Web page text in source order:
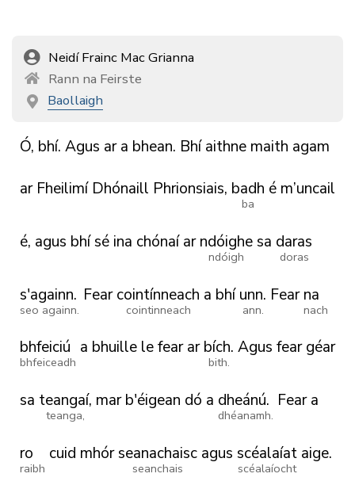
Neidí Frainc Mac Grianna
Rann na Feirste
Baollaigh
Ó, bhí. Agus ar a bhean. Bhí aithne maith agam
ar Fheilimí Dhónaill Phrionsiais, badh
ba
é m’uncail
é, agus bhísé ina chónaí ar ndóighe
ndóigh
sa daras
doras
s'againn.
seo againn.
Fear cointínneach
cointinneach
a bhí unn.
ann.
Fear na
nach
bhfeiciú
bhfeiceadh
a bhuille lefear ar bích.
bith.
Agus fear géar
sa teangaí,
teanga,
mar b'éigean dó a dheánú.
dhéanamh.
Fear a
ro
raibh
cuid mhórseanachaisc
seanchais
agus scéalaíat
scéalaíocht
aige.